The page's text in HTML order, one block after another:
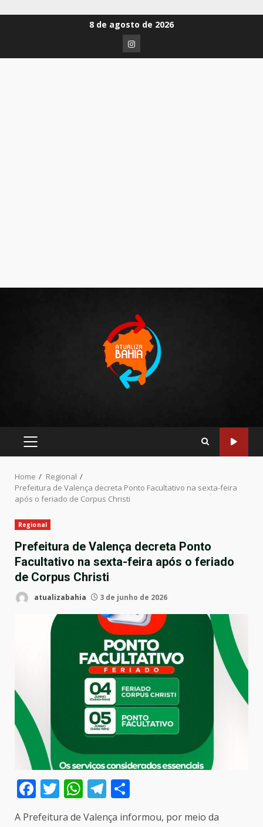
8 de agosto de 2026
Home
Regional
Prefeitura de Valença decreta Ponto Facultativo na sexta-feira
após o feriado de Corpus Christi
Regional
Prefeitura de Valença decreta Ponto
Facultativo na sexta-feira após o feriado
de Corpus Christi
atualizabahia 3 de junho de 2026
Facebook
Twitter
WhatsApp
Telegram
A Prefeitura de Valença informou, por meio da